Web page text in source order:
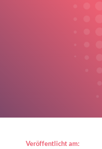
Veröffentlicht am: